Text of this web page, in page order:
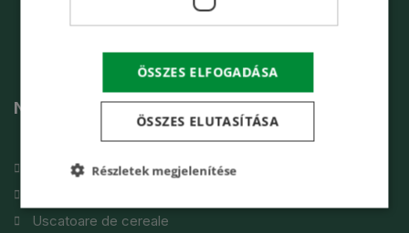
Navigație
Prezentarea firmei
Uscatoare de cereale
ÖSSZES ELFOGADÁSA
ÖSSZES ELUTASÍTÁSA
Részletek megjelenítése